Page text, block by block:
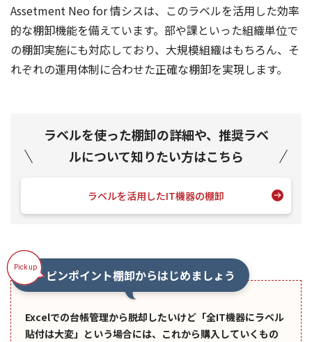
Assetment Neo for 情シスは、このラベルを活用した効率
的な棚卸機能を備えています。部や課といった組織単位で
の棚卸実施にも対応しており、大規模組織はもちろん、そ
れぞれの運用体制に合わせた正確な棚卸を実現します。
ラベルを使った棚卸の詳細や、推奨ラベ
ルについて知りたい方はこちら
ラベルを活用したIT機器の棚卸
ピンポイント棚卸からはじめましょう
Excelでの台帳管理から脱却したいけど「全IT機器にラベル
貼付は大変」という場合には、これから購入していくもの